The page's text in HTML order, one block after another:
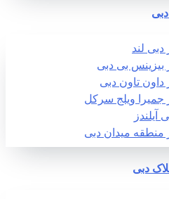
لند
بی دبی
تاون دبی
ویلج سرکل
میدان دبی
دبی